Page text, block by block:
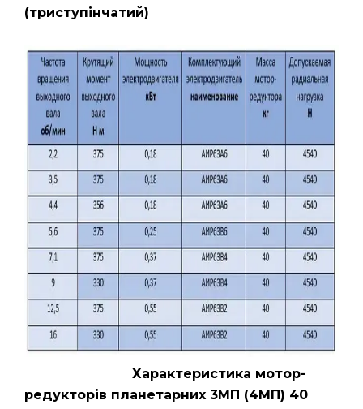
(триступінчатий)
Характеристика мотор-
редукторів планетарних 3МП (4МП) 40